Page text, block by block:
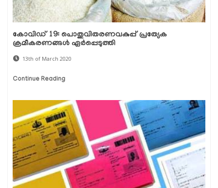
കോവിഡ് 19: പൊതുവിതരണവകുപ്പ് പ്രത്യേക
ക്രമീകരണങ്ങള്‍ ഏര്‍പ്പെടുത്തി
13th of March 2020
Continue Reading